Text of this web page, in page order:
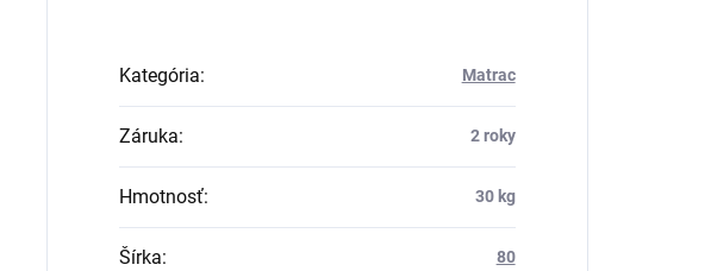
Kategória: Matrac
Záruka: 2 roky
Hmotnosť: 30 kg
Šírka: 80